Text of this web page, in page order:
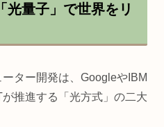
光量子」で世界をリ
ター開発は、GoogleやIBM
推進する「光方式」の二大